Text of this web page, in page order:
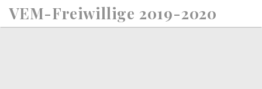
VEM-Freiwillige 2019-2020